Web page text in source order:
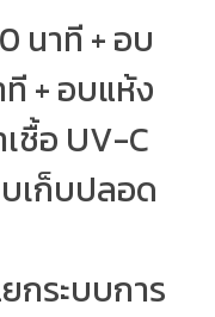
นาที + อบ
+ อบแห้ง
ชื้อ UV-C
เก็บปลอด
กระบบการ